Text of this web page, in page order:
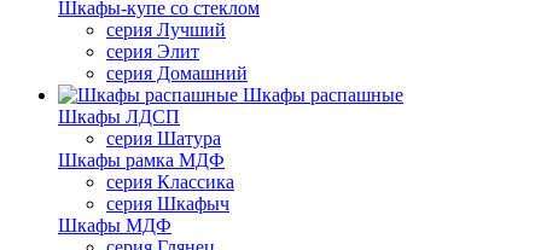
Шкафы-купе со стеклом
серия Лучший
серия Элит
серия Домашний
Шкафы распашные
Шкафы ЛДСП
серия Шатура
Шкафы рамка МДФ
серия Классика
серия Шкафыч
Шкафы МДФ